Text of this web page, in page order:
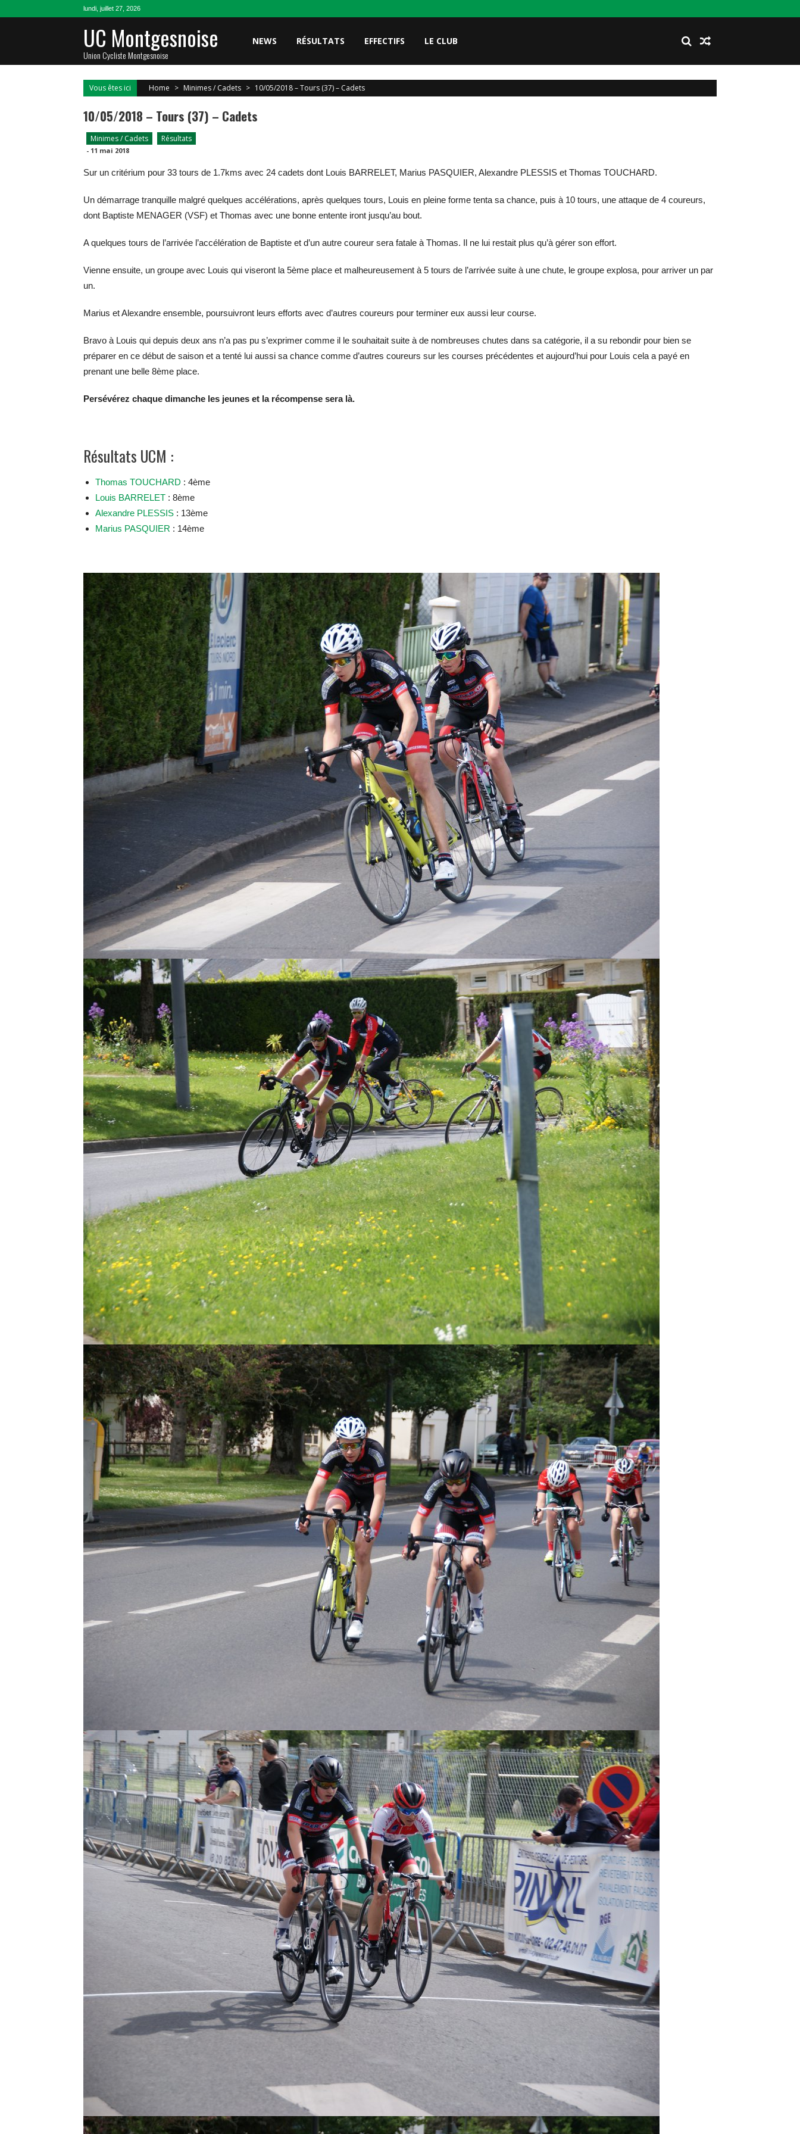
lundi, juillet 27, 2026
UC Montgesnoise
Union Cycliste Montgesnoise
NEWS RÉSULTATS EFFECTIFS LE CLUB
Vous êtes ici Home > Minimes / Cadets > 10/05/2018 – Tours (37) – Cadets
10/05/2018 – Tours (37) – Cadets
Minimes / Cadets Résultats
- 11 mai 2018
Sur un critérium pour 33 tours de 1.7kms avec 24 cadets dont Louis BARRELET, Marius PASQUIER, Alexandre PLESSIS et Thomas TOUCHARD.
Un démarrage tranquille malgré quelques accélérations, après quelques tours, Louis en pleine forme tenta sa chance, puis à 10 tours, une attaque de 4 coureurs,
dont Baptiste MENAGER (VSF) et Thomas avec une bonne entente iront jusqu’au bout.
A quelques tours de l’arrivée l’accélération de Baptiste et d’un autre coureur sera fatale à Thomas. Il ne lui restait plus qu’à gérer son effort.
Vienne ensuite, un groupe avec Louis qui viseront la 5ème place et malheureusement à 5 tours de l’arrivée suite à une chute, le groupe explosa, pour arriver un par
un.
Marius et Alexandre ensemble, poursuivront leurs efforts avec d’autres coureurs pour terminer eux aussi leur course.
Bravo à Louis qui depuis deux ans n’a pas pu s’exprimer comme il le souhaitait suite à de nombreuses chutes dans sa catégorie, il a su rebondir pour bien se
préparer en ce début de saison et a tenté lui aussi sa chance comme d’autres coureurs sur les courses précédentes et aujourd’hui pour Louis cela a payé en
prenant une belle 8ème place.
Persévérez chaque dimanche les jeunes et la récompense sera là.
Résultats UCM :
Thomas TOUCHARD : 4ème
Louis BARRELET : 8ème
Alexandre PLESSIS : 13ème
Marius PASQUIER : 14ème